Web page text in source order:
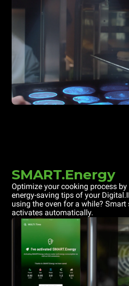
SMART.Energy
Optimize your cooking process
energy-saving tips of your
using the oven for a while?
activates automatically.